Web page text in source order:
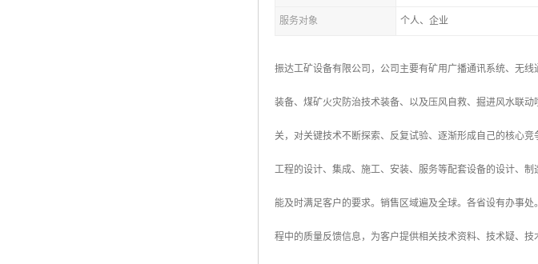
服务对象 个人、企业
振达工矿设备有限公司，公司主要有矿用广播通讯系统、无
装备、煤矿火灾防治技术装备、以及压风自救、掘进风水联
关，对关键技术不断探索、反复试验、逐渐形成自己的核心
工程的设计、集成、施工、安装、服务等配套设备的设计、
能及时满足客户的要求。销售区域遍及全球。各省设有办事
程中的质量反馈信息，为客户提供相关技术资料、技术疑、